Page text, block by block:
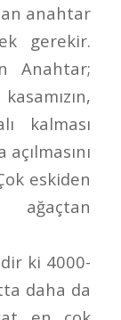
anahtar
gerekir.
Anahtar;
kalması
eskiden
ağaçtan
ki 4000-
daha da